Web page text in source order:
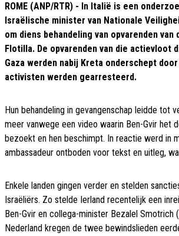
ROME (ANP/RTR) - In Italië is een
Israëlische minister van Nationale
om diens behandeling van opvarenden van
Flotilla. De opvarenden van die actievloot
Gaza werden nabij Kreta onderschept
activisten werden gearresteerd.
Hun behandeling in gevangenschap leidde tot
meer vanwege een video waarin Ben-Gvir het
bezoekt en hen beschimpt. In reactie werd in
ambassadeur ontboden voor tekst en uitleg,
Enkele landen gingen verder en stelden
Israëliërs. Zo stelde Ierland recentelijk een
Ben-Gvir en collega-minister Bezalel Smotrich
Nederland kregen de twee bewindslieden